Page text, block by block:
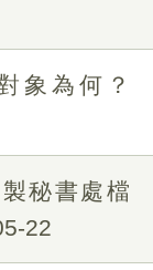
象為何？
秘書處檔
22